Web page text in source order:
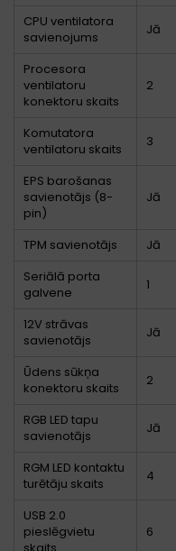
CPU ventilatora
savienojums
Jā
Procesora
ventilatoru
konektoru skaits
2
Komutatora
ventilatoru skaits
3
EPS barošanas
savienotājs (8-
pin)
Jā
TPM savienotājs
Jā
Seriālā porta
galvene
1
12V strāvas
savienotājs
Jā
Ūdens sūkņa
konektoru skaits
2
RGB LED tapu
savienotājs
Jā
RGM LED kontaktu
turētāju skaits
4
USB 2.0
pieslēgvietu
6